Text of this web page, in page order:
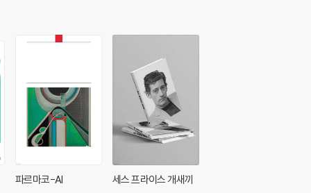
파르마코-AI 세스 프라이스 개새끼